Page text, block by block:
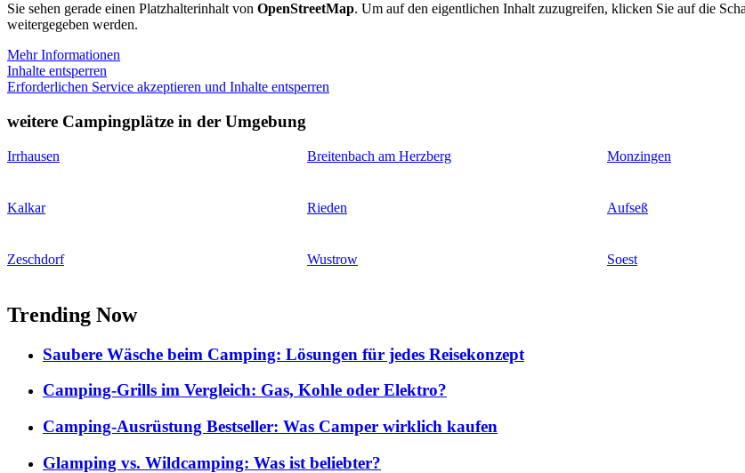
Sie sehen gerade einen Platzhalterinhalt von OpenStreetMap. Um auf den eigentlichen Inhalt zuzugreifen, klicken Sie auf die
weitergegeben werden.
Mehr Informationen
Inhalte entsperren
Erforderlichen Service akzeptieren und Inhalte entsperren
weitere Campingplätze in der Umgebung
Irrhausen Breitenbach am Herzberg Monzingen
Kalkar Rieden Aufseß
Zeschdorf Wustrow Soest
Trending Now
Saubere Wäsche beim Camping: Lösungen für jedes Reisekonzept
Camping-Grills im Vergleich: Gas, Kohle oder Elektro?
Camping-Ausrüstung Bestseller: Was Camper wirklich kaufen
Glamping vs. Wildcamping: Was ist beliebter?